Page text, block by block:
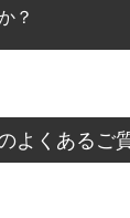
？
セルをご希
よくあるご